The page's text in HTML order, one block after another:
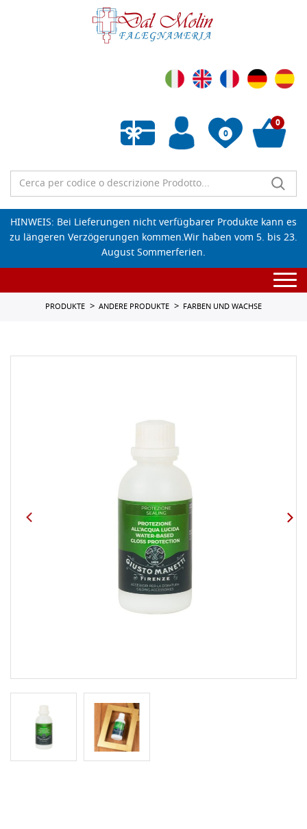
0
Wunschliste leeren
0
HINWEIS: Bei Lieferungen nicht verfügbarer Produkte kann es
zu längeren Verzögerungen kommen.Wir haben vom 5. bis 23.
August Sommerferien.
PRODUKTE ANDERE PRODUKTE FARBEN UND WACHSE